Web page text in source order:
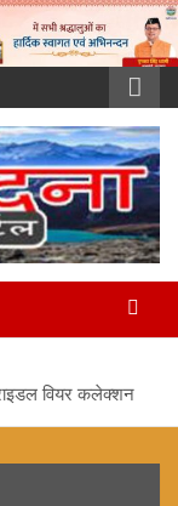
वियर कलेक्शन